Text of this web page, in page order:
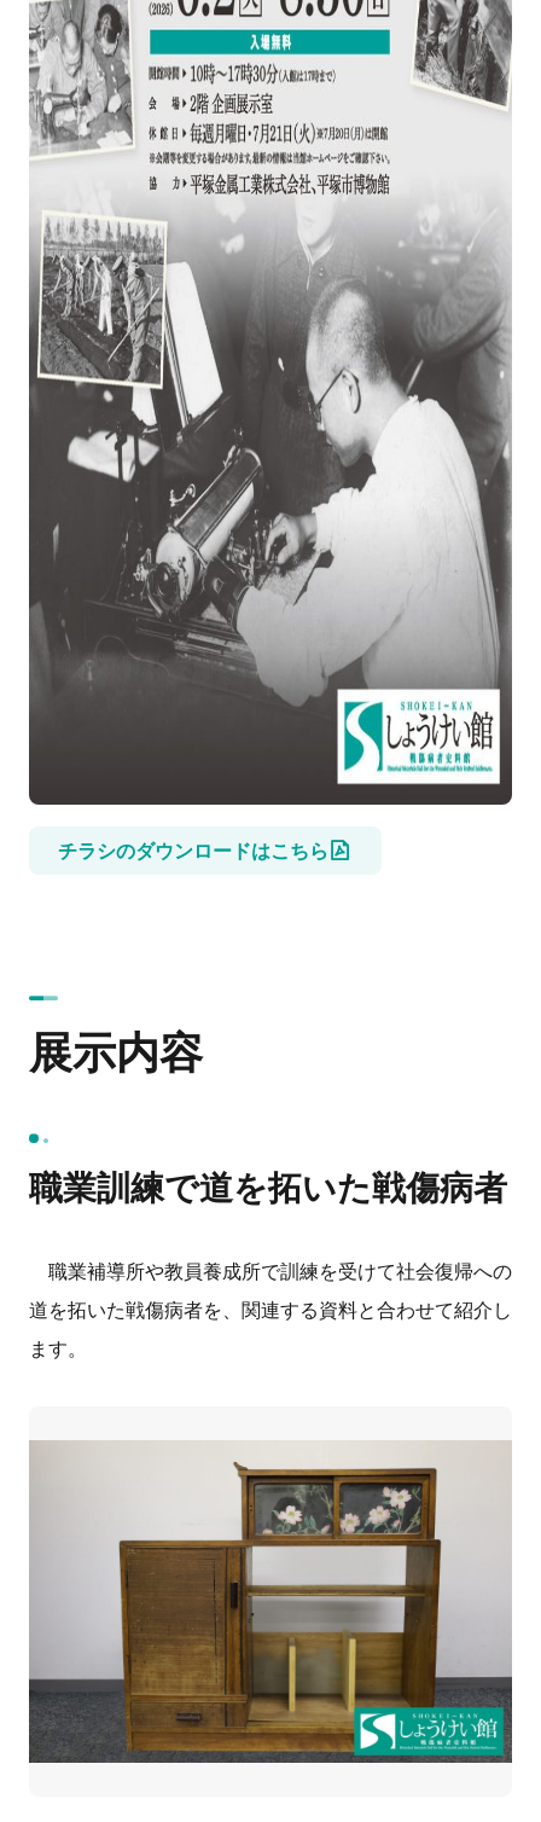
チラシのダウンロードはこちら
展示内容
職業訓練で道を拓いた戦傷病者
職業補導所や教員養成所で訓練を受けて社会復帰への
道を拓いた戦傷病者を、関連する資料と合わせて紹介し
ます。